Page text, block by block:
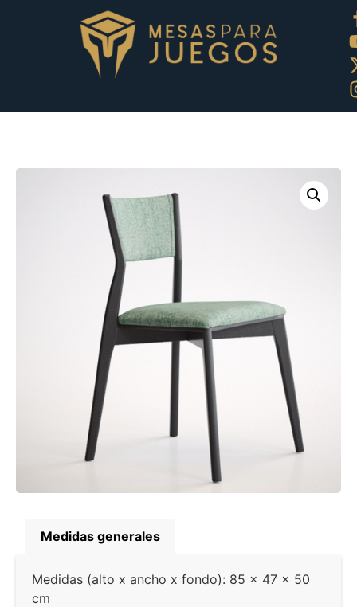
Medidas generales
Medidas (alto x ancho x fondo): 85 x 47 x 50
cm